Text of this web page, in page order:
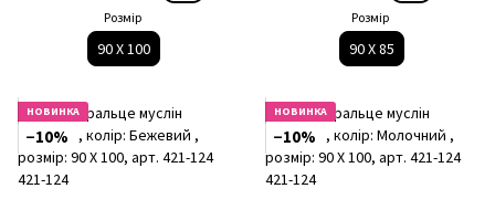
Розмір
90 X 100
Розмір
90 Х 85
НОВИНКА
−10%
НОВИНКА
−10%